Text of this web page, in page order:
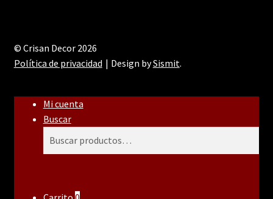
© Crisan Decor 2026
Política de privacidad
Design bySismit.
Mi cuenta
Buscar